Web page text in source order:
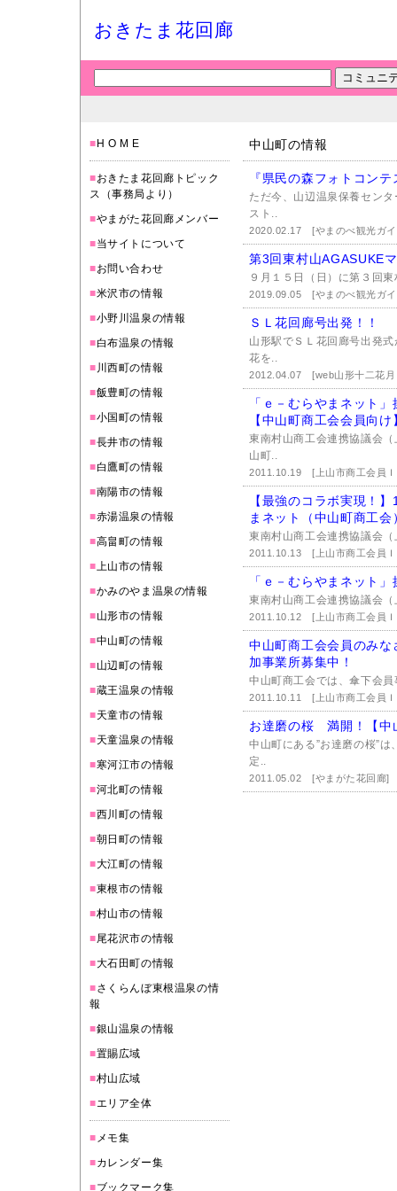
おきたま花回廊
■ H O M E
■おきたま花回廊トピック
ス（事務局より）
■やまがた花回廊メンバー
■当サイトについて
■お問い合わせ
■米沢市の情報
■小野川温泉の情報
■白布温泉の情報
■ 川西町の情報
■飯豊町の情報
■小国町の情報
■長井市の情報
■白鷹町の情報
■南陽市の情報
■赤湯温泉の情報
■高畠町の情報
■上山市の情報
■かみのやま温泉の情報
■山形市の情報
■中山町の情報
■山辺町の情報
■蔵王温泉の情報
■天童市の情報
■天童温泉の情報
■寒河江市の情報
■河北町の情報
■西川町の情報
■朝日町の情報
■大江町の情報
■東根市の情報
■村山市の情報
■尾花沢市の情報
■大石田町の情報
■さくらんぼ東根温泉の情
報
■銀山温泉の情報
■置賜広域
■村山広域
■エリア全体
■ メモ集
■カレンダー集
■ブックマーク集
中山町の情報
『県民の森フォトコン
ただ今、山辺温泉保養セン
スト..
2020.02.17[やまのべ観光ガ
第3回東村山AGASUKE
９月１５日（日）に第３回
2019.09.05[やまのべ観光ガ
ＳＬ花回廊号出発！！
山形駅でＳＬ花回廊号出発
花を..
2012.04.07[web山形十二花
「ｅ－むらやまネット
【中山町商工会会員向け
東南村山商工会連携協議会
山町..
2011.10.19[上山市商工会員
【最強のコラボ実現！
まネット（中山町商工会
東南村山商工会連携協議会
2011.10.13[上山市商工会員
「ｅ－むらやまネット
東南村山商工会連携協議会
2011.10.12[上山市商工会員
中山町商工会会員のみ
加事業所募集中！
中山町商工会では、傘下会
2011.10.11[上山市商工会員
お達磨の桜 満開！【中
中山町にある”お達磨の桜”
定..
2011.05.02[やまがた花回廊]